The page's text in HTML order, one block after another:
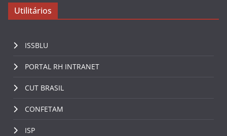
Utilitários
ISSBLU
PORTAL RH INTRANET
CUT BRASIL
CONFETAM
ISP